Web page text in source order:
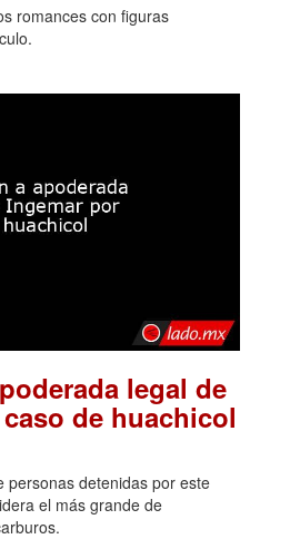
romances con figuras
legal de
de huachicol
personas detenidas por este
el más grande de